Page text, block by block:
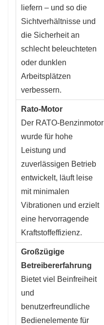
liefern – und so die
Sichtverhältnisse und
die Sicherheit an
schlecht beleuchteten
oder dunklen
Arbeitsplätzen
verbessern.
Rato-Motor
Der RATO-Benzinmotor
wurde für hohe
Leistung und
zuverlässigen Betrieb
entwickelt, läuft leise
mit minimalen
Vibrationen und erzielt
eine hervorragende
Kraftstoffeffizienz.
Großzügige
Betreibererfahrung
Bietet viel Beinfreiheit
und
benutzerfreundliche
Bedienelemente für